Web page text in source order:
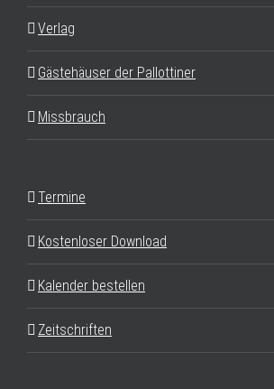
Verlag
Gästehäuser der Pallottiner
Missbrauch
Termine
Kostenloser Download
Kalender bestellen
Zeitschriften